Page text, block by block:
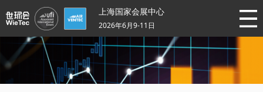
上海国家会展中心
2026年6月9-11日